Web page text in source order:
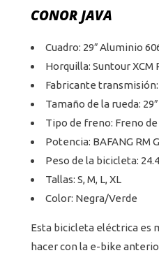
CONOR JAVA
Cuadro: 29″ Aluminio
Horquilla: Suntour XCM
Fabricante
Tamaño de la rueda: 29″
Tipo de freno: Freno de
Potencia: BAFANG RM
Peso de la bicicleta:
Tallas: S, M, L, XL
Color: Negra/Verde
Esta bicicleta eléctrica es
hacer con la e-bike